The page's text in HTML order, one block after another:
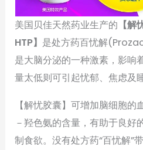
美国贝佳天然药业生产的 【
HTP】 是处方药百忧解
是大脑分泌的一种激素，影响
量太低则可引起忧郁、焦虑及
【解忧胶囊】可增加脑细胞
－羟色氨的含量，有助于良好
制食欲。没有处方药“百忧解”